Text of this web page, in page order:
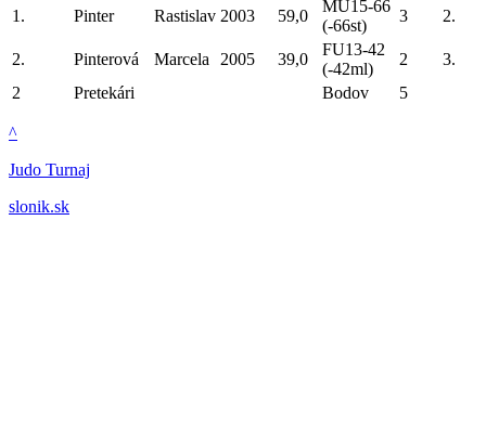
1.
Pinter Rastislav 2003 59,0
MU15-66
(-66st)
3 2.
2. Pinterová Marcela 2005 39,0
FU13-42
(-42ml)
2
3.
2
Pretekári Bodov 5
^
Judo Turnaj
slonik.sk